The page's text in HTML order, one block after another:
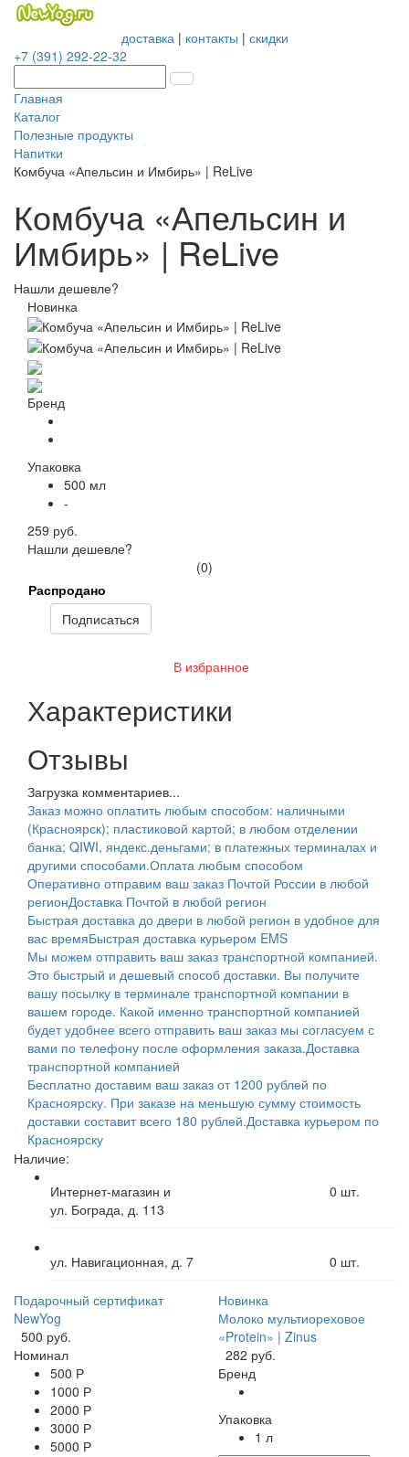
доставка| контакты | скидки
+7 (391) 292-22-32
Главная
Каталог
Полезные продукты
Напитки
Комбуча «Апельсин и Имбирь» | ReLive
Комбуча «Апельсин и
Имбирь» | ReLive
Нашли дешевле?
Новинка
Бренд
Упаковка
500 мл
-
259 руб.
Нашли дешевле?
(0)
Распродано
Подписаться
В избранное
Характеристики
Отзывы
Загрузка комментариев...
Заказ можно оплатить любым способом: наличными
(Красноярск); пластиковой картой; в любом отделении
банка; QIWI, яндекс.деньгами; в платежных терминалах и
другими способами.Оплата любым способом
Оперативно отправим ваш заказ Почтой России в любой
регионДоставка Почтой в любой регион
Быстрая доставка до двери в любой регион в удобное для
вас времяБыстрая доставка курьером EMS
Мы можем отправить ваш заказ транспортной компанией.
Это быстрый и дешевый способ доставки. Вы получите
вашу посылку в терминале транспортной компании в
вашем городе. Какой именно транспортной компанией
будет удобнее всего отправить ваш заказ мы согласуем с
вами по телефону после оформления заказа.Доставка
транспортной компанией
Бесплатно доставим ваш заказ от 1200 рублей по
Красноярску. При заказе на меньшую сумму стоимость
доставки составит всего 180 рублей.Доставка курьером по
Красноярску
Наличие:
Интернет-магазин и
ул. Бограда, д. 113
0 шт.
ул. Навигационная, д. 7 0 шт.
Подарочный сертификат
NewYog
500 руб.
Номинал
500 Р
1000 Р
2000 Р
3000 Р
5000 Р
Новинка
Молоко мультиореховое
«Protein» | Zinus
282 руб.
Бренд
Упаковка
1 л